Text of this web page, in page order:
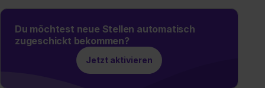
Du möchtest neue Stellen automatisch
zugeschickt bekommen?
Jetzt aktivieren